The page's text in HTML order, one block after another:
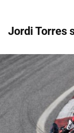
Jordi Torres